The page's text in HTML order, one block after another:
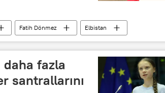
Fatih Dönmez Elbistan
daha fazla
santrallarını